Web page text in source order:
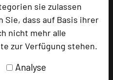
sie zulassen
dass auf Basis ihrer
nicht mehr alle
zur Verfügung stehen.
Analyse
hinzufügen add_circle